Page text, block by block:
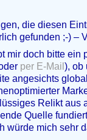
die diesen
gefunden ;-) –
mir doch bitte ein
per E-Mail ), ob
angesichts
Relikt aus
Quelle
würde mich sehr